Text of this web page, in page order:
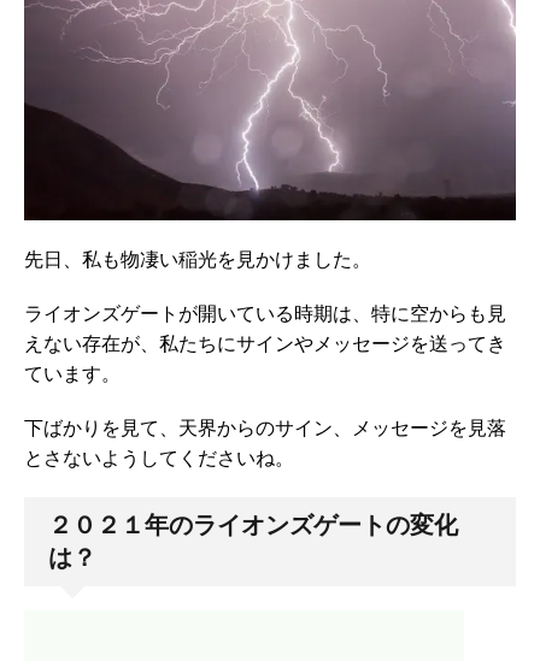
先日、私も物凄い稲光を見かけました。
ライオンズゲートが開いている時期は、特に空からも見
えない存在が、私たちにサインやメッセージを送ってき
ています。
下ばかりを見て、天界からのサイン、メッセージを見落
とさないようしてくださいね。
２０２１年のライオンズゲートの変化
は？